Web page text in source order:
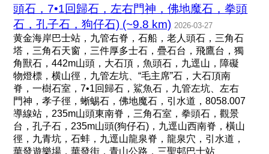
頭石，7•1回歸石，左右門神，佛地魔石，拳頭
石，孔子石，狗仔石) (~9.8 km) 2026-03-27
黄金海岸巴士站，九管右脊，石船，老人頭石，三角石
塔，三角石天窗，三件厚多士石，疊石台，飛鷹台，獨
角獸石，442m山頭，大石頂，魚頭石，九逕山，障礙
物燈標，横山徑，九管左坑、“毛主席”石，大石頂南
脊，一樹石室，7•1回歸石，鯊魚石，九管左坑、左右
門神，孝子徑，蜥蜴石，佛地魔石，引水道，8058.007
導線站，235m山頭東南脊，三角石室，拳頭石，觀景
台，孔子石，235m山頭(狗仔石)，九逕山西南脊，橫山
徑，九青坑，石蚌，九逕山龍泉脊，龍泉穴，引水道，
華發遊樂場，華發街，青山公路，三聖邨巴士站